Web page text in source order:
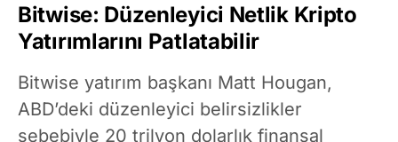
Bitwise: Düzenleyici Netlik Kripto
Yatırımlarını Patlatabilir
Bitwise yatırım başkanı Matt Hougan,
ABD’deki düzenleyici belirsizlikler
sebebiyle 20 trilyon dolarlık finansal